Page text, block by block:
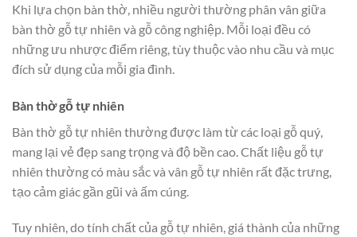
Khi lựa chọn bàn thờ, nhiều người thường phân vân giữa
bàn thờ gỗ tự nhiên và gỗ công nghiệp. Mỗi loại đều có
những ưu nhược điểm riêng, tùy thuộc vào nhu cầu và mục
đích sử dụng của mỗi gia đình.
Bàn thờ gỗ tự nhiên
Bàn thờ gỗ tự nhiên thường được làm từ các loại gỗ quý,
mang lại vẻ đẹp sang trọng và độ bền cao. Chất liệu gỗ tự
nhiên thường có màu sắc và vân gỗ tự nhiên rất đặc trưng,
tạo cảm giác gần gũi và ấm cúng.
Tuy nhiên, do tính chất của gỗ tự nhiên, giá thành của những